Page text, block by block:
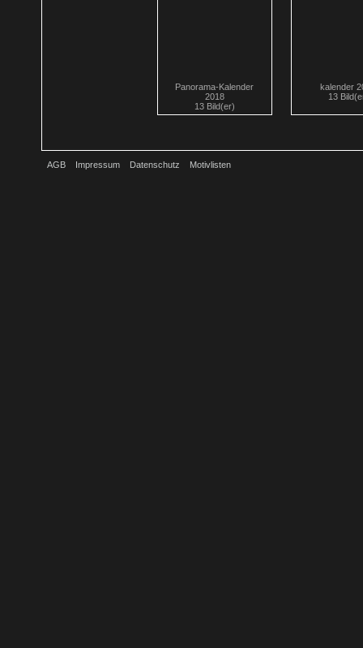
Panorama-Kalender
2018
13 Bild(er)
kalender
13
AGB Impressum Datenschutz Motivlisten